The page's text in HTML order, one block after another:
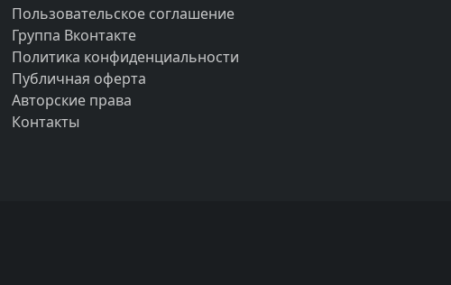
Пользовательское соглашение
Группа Вконтакте
Политика конфиденциальности
Публичная оферта
Авторские права
Контакты